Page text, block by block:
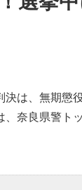
は、無期懲
奈良県警ト